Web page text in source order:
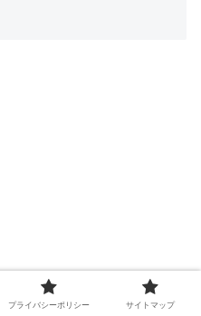
プライバシーポリシー サイトマップ